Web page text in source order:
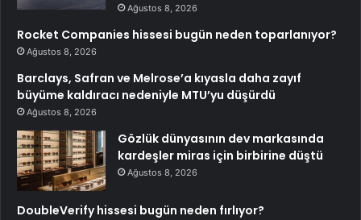
Ağustos 8, 2026
Rocket Companies hissesi bugün neden toparlanıyor?
Ağustos 8, 2026
Barclays, Safran ve Melrose’a kıyasla daha zayıf
büyüme kaldıracı nedeniyle MTU’yu düşürdü
Ağustos 8, 2026
Gözlük dünyasının dev markasında
kardeşler miras için birbirine düştü
Ağustos 8, 2026
DoubleVerify hissesi bugün neden fırlıyor?